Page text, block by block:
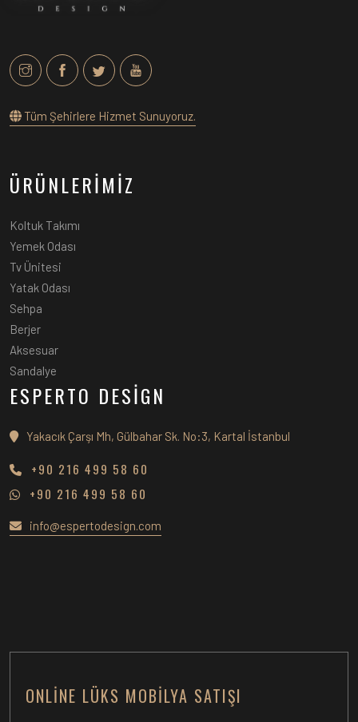
Tüm Şehirlere Hizmet Sunuyoruz.
ÜRÜNLERİMİZ
Koltuk Takımı
Yemek Odası
Tv Ünitesi
Yatak Odası
Sehpa
Berjer
Aksesuar
Sandalye
ESPERTO DESİGN
Yakacık Çarşı Mh, Gülbahar Sk. No:3, Kartal İstanbul
+90 216 499 58 60
+90 216 499 58 60
info@espertodesign.com
ONLINE LÜKS MOBILYA SATIŞI